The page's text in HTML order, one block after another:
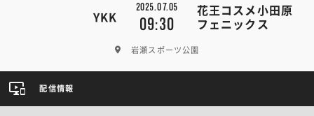
YKK
2025.07.05
09:30
花王コスメ小田原
フェニックス
岩瀬スポーツ公園
配信情報